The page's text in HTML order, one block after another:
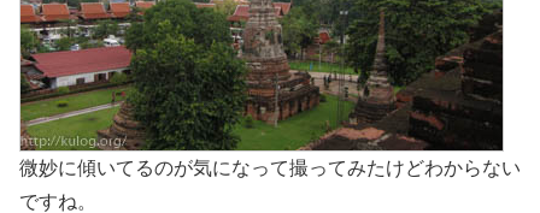
微妙に傾いてるのが気になって撮ってみたけどわからない
ですね。